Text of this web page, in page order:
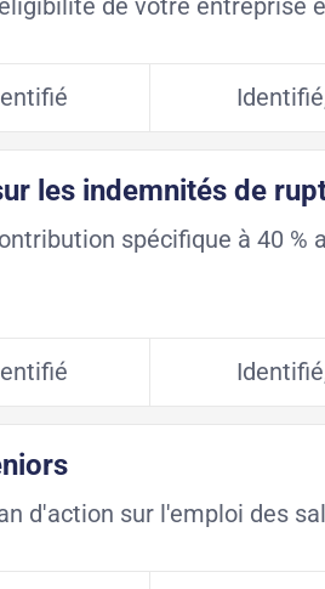
de votre entreprise
les indemnités de
spécifique à 40
d'action sur l'emploi des